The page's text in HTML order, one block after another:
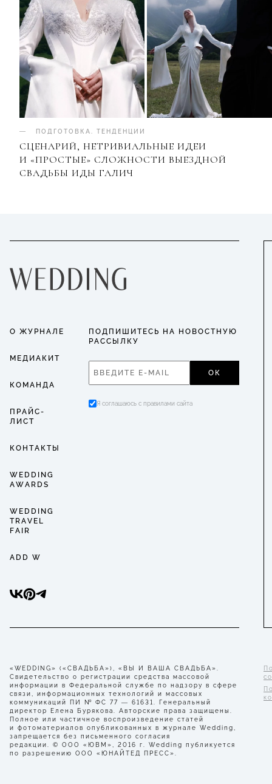
ПОДГОТОВКА ТЕНДЕНЦИИ
СЦЕНАРИЙ, НЕТРИВИАЛЬНЫЕ ИДЕИ
И «ПРОСТЫЕ» СЛОЖНОСТИ ВЫЕЗДНОЙ
СВАДЬБЫ ИДЫ ГАЛИЧ
О ЖУРНАЛЕ
МЕДИАКИТ
КОМАНДА
ПРАЙС-
ЛИСТ
КОНТАКТЫ
WEDDING
AWARDS
WEDDING
TRAVEL
FAIR
ADD W
ПОДПИШИТЕСЬ НА НОВОСТНУЮ
РАССЫЛКУ
ОК
Я соглашаюсь с правилами сайта
«WEDDING» («СВАДЬБА»), «ВЫ И ВАША СВАДЬБА».
Свидетельство о регистрации средства массовой
информации в Федеральной службе по надзору в сфере
связи, информационных технологий и массовых
коммуникаций ПИ № ФС 77 — 61631. Генеральный
директор Елена Бурякова. Авторские права защищены.
Полное или частичное воспроизведение статей
и фотоматериалов опубликованных в журнале Wedding,
запрещается без письменного согласия
редакции. © ООО «ЮВМ», 2016 г. Wedding публикуется
по разрешению ООО «ЮНАЙТЕД ПРЕСС».